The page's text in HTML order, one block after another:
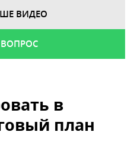
ВИДЕО
в
план